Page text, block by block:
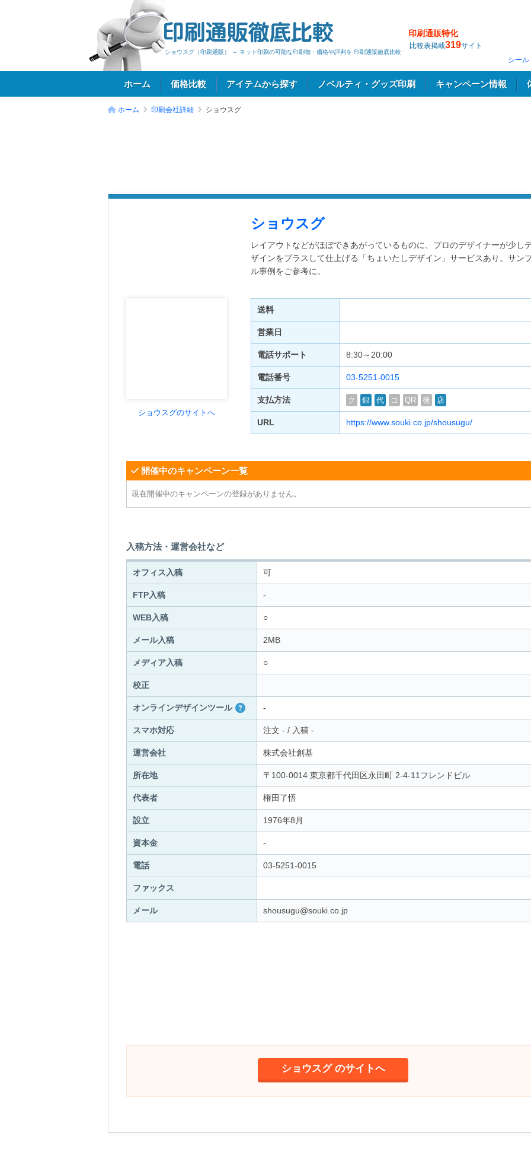
ショウスグ（印刷通販） ～ ネット印刷の可能な印刷物・価格や評判を 印刷通販徹底比較
印刷通販特化
比較表掲載319サイト
シー
ホーム 価格比較 アイテムから探す ノベルティ・グッズ印刷 キャンペーン情報
ホーム 印刷会社詳細 ショウスグ
ショウスグ
レイアウトなどがほぼできあがっているものに、プロのデザイナーが少し
ザインをプラスして仕上げる「ちょいたしデザイン」サービスあり。サン
ル事例をご参考に。
ショウスグのサイトへ
送料
営業日
電話サポート 8:30～20:00
電話番号 03-5251-0015
支払方法 ク 銀 代 コ QR 後 店
URL https://www.souki.co.jp/shousugu/
開催中のキャンペーン一覧
現在開催中のキャンペーンの登録がありません。
入稿方法・運営会社など
オフィス入稿 可
FTP入稿 -
WEB入稿 ○
メール入稿 2MB
メディア入稿 ○
校正
オンラインデザインツール -
スマホ対応 注文 - / 入稿 -
運営会社 株式会社創基
所在地 〒100-0014 東京都千代田区永田町 2-4-11フレンドビル
代表者 権田了悟
設立 1976年8月
資本金 -
電話 03-5251-0015
ファックス
メール shousugu@souki.co.jp
ショウスグ のサイトへ